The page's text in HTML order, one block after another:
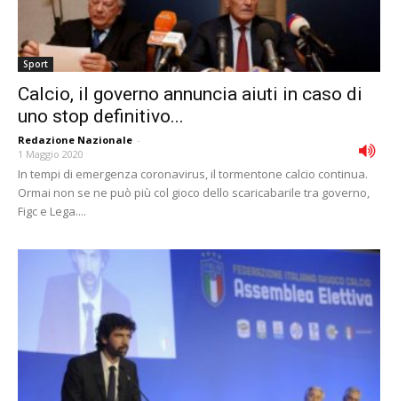
Sport
Calcio, il governo annuncia aiuti in caso di
uno stop definitivo...
Redazione Nazionale -
1 Maggio 2020
In tempi di emergenza coronavirus, il tormentone calcio continua.
Ormai non se ne può più col gioco dello scaricabarile tra governo,
Figc e Lega....